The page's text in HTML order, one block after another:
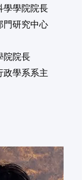
學學院院長
門研究中心
院院長
政學系系主